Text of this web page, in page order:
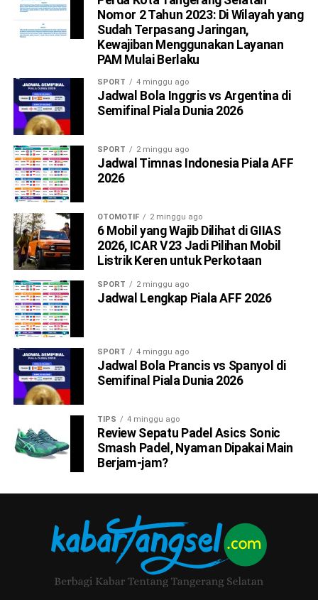
Nomor 2 Tahun 2023: Di Wilayah yang
Sudah Terpasang Jaringan,
Kewajiban Menggunakan Layanan
PAM Mulai Berlaku
SPORT 4 minggu ago
Jadwal Bola Inggris vs Argentina di
Semifinal Piala Dunia 2026
SPORT 2 minggu ago
Jadwal Timnas Indonesia Piala AFF
2026
OTOMOTIF 2 minggu ago
6 Mobil yang Wajib Dilihat di GIIAS
2026, ICAR V23 Jadi Pilihan Mobil
Listrik Keren untuk Perkotaan
SPORT 2 minggu ago
Jadwal Lengkap Piala AFF 2026
SPORT 4 minggu ago
Jadwal Bola Prancis vs Spanyol di
Semifinal Piala Dunia 2026
TIPS 4 minggu ago
Review Sepatu Padel Asics Sonic
Smash Padel, Nyaman Dipakai Main
Berjam-jam?